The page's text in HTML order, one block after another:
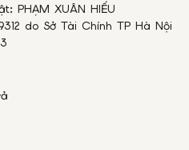
PHẠM XUÂN HIẾU
do Sở Tài Chính TP Hà Nội